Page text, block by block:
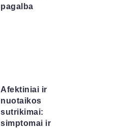
pagalba
Afektiniai ir
nuotaikos
sutrikimai:
simptomai ir